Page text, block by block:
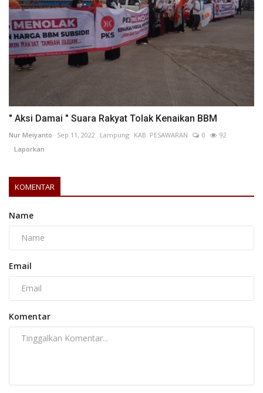
" Aksi Damai " Suara Rakyat Tolak Kenaikan BBM
Nur Meiyanto Sep 11, 2022 Lampung KAB. PESAWARAN 0
92
Laporkan
KOMENTAR
Name
Email
Komentar